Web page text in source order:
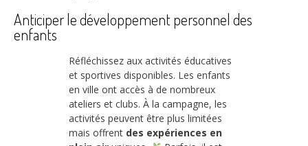
Anticiper le développement personnel des
enfants
Réfléchissez aux activités éducatives
et sportives disponibles. Les enfants
en ville ont accès à de nombreux
ateliers et clubs. À la campagne, les
activités peuvent être plus limitées
mais offrent des expériences en